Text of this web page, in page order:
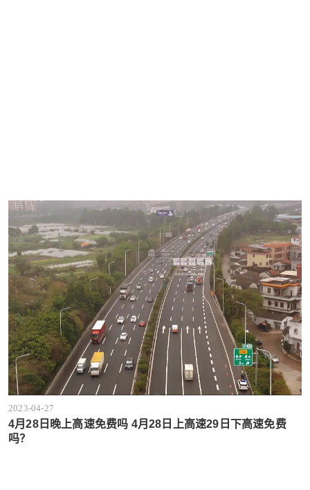
2023-04-27
4月28日晚上高速免费吗 4月28日上高速29日下高速免费
吗？